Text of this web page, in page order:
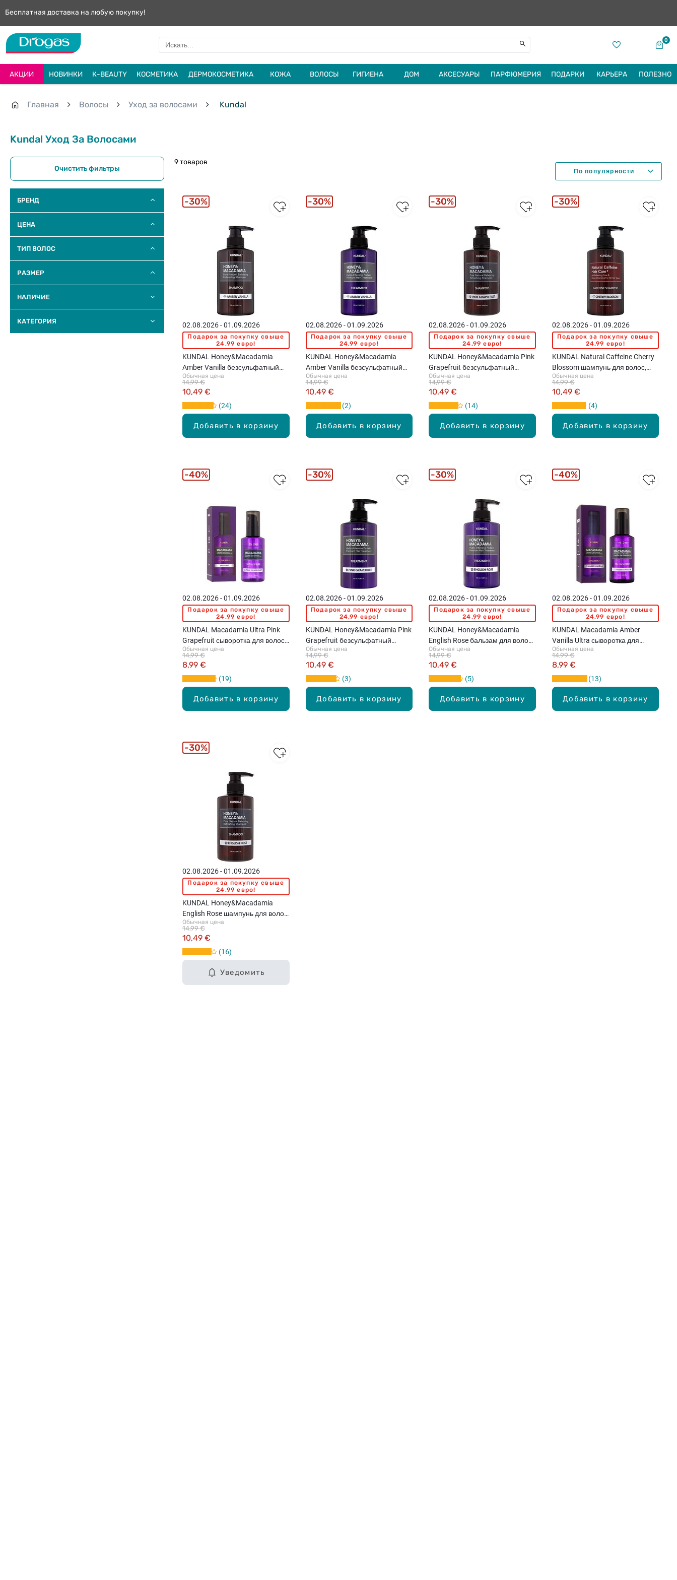
Бесплатная доставка на любую покупку!
0
АКЦИИ НОВИНКИ К-BEAUTY КОСМЕТИКА ДЕРМОКОСМЕТИКА КОЖА ВОЛОСЫ ГИГИЕНА ДОМ АКСЕСУАРЫ ПАРФЮМЕРИЯ ПОДАРКИ КАРЬЕРА ПОЛЕЗНО
Главная Волосы Уход за волосами Kundal
Kundal Уход За Волосами
Очистить фильтры
БРЕНД
ЦЕНА
ТИП ВОЛОС
РАЗМЕР
НАЛИЧИЕ
КАТЕГОРИЯ
9 товаров
Добавить в корзину
02.08.2026 - 01.09.2026
Подарок за покупку свыше
24,99 евро!
KUNDAL Honey&Macadamia
Amber Vanilla безсульфатный
шампунь для волос, 500мл
Обычная цена
10,49 €
14,99 €
24
30%
Добавить в корзину
02.08.2026 - 01.09.2026
Подарок за покупку свыше
24,99 евро!
KUNDAL Honey&Macadamia
Amber Vanilla безсульфатный
кондиционер, 500мл
Обычная цена
10,49 €
14,99 €
2
30%
Добавить в корзину
02.08.2026 - 01.09.2026
Подарок за покупку свыше
24,99 евро!
KUNDAL Honey&Macadamia Pink
Grapefruit безсульфатный
шампунь для волос, 500мл
Обычная цена
10,49 €
14,99 €
14
30%
Добавить в корзину
02.08.2026 - 01.09.2026
Подарок за покупку свыше
24,99 евро!
KUNDAL Natural Caffeine Cherry
Blossom шампунь для волос,
500мл
Обычная цена
10,49 €
14,99 €
4
30%
Добавить в корзину
02.08.2026 - 01.09.2026
Подарок за покупку свыше
24,99 евро!
KUNDAL Macadamia Ultra Pink
Grapefruit сыворотка для волос,
100мл
Обычная цена
8,99 €
14,99 €
19
40%
Добавить в корзину
02.08.2026 - 01.09.2026
Подарок за покупку свыше
24,99 евро!
KUNDAL Honey&Macadamia Pink
Grapefruit безсульфатный
бальзам для волос, 500мл
Обычная цена
10,49 €
14,99 €
3
30%
Добавить в корзину
02.08.2026 - 01.09.2026
Подарок за покупку свыше
24,99 евро!
KUNDAL Honey&Macadamia
English Rose бальзам для волос,
500мл
Обычная цена
10,49 €
14,99 €
5
30%
Добавить в корзину
02.08.2026 - 01.09.2026
Подарок за покупку свыше
24,99 евро!
KUNDAL Macadamia Amber
Vanilla Ultra сыворотка для
волос, 100мл
Обычная цена
8,99 €
14,99 €
13
40%
Уведомить
02.08.2026 - 01.09.2026
Подарок за покупку свыше
24,99 евро!
KUNDAL Honey&Macadamia
English Rose шампунь для волос,
500мл
Обычная цена
10,49 €
14,99 €
16
30%